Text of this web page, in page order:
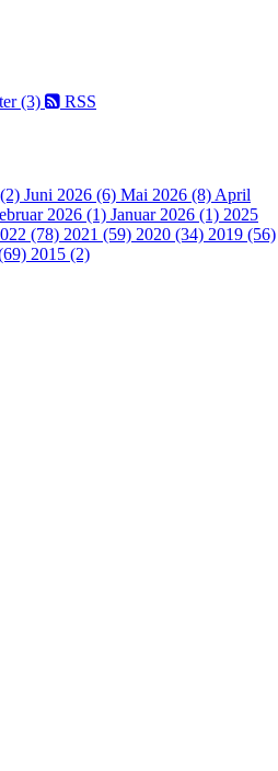
(3) RSS
Juni 2026 (6) Mai 2026 (8) April
2026 (1) Januar 2026 (1) 2025
(78) 2021 (59) 2020 (34) 2019 (56)
2015 (2)